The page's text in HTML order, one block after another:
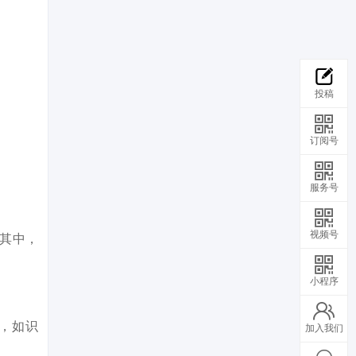
中，
如识
投稿
订阅号
服务号
视频号
小程序
加入我们